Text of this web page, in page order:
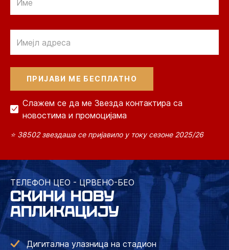
Слажем се да ме Звезда контактира са
новостима и промоцијама
⭐ 38502 звездаша се пријавило у току сезоне 2025/26
ТЕЛЕФОН ЦЕО - ЦРВЕНО-БЕО
СКИНИ НОВУ
АПЛИКАЦИЈУ
Дигитална улазница на стадион